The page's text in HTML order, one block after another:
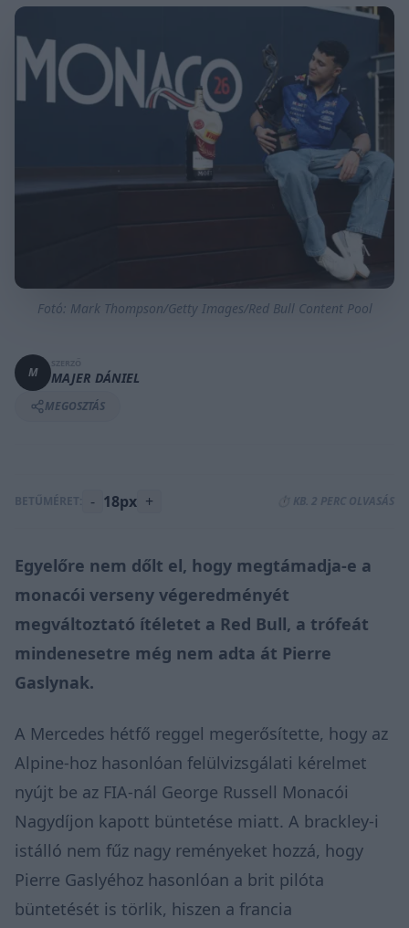
Fotó: Mark Thompson/Getty Images/Red Bull Content Pool
M MAJER DÁNIEL
MEGOSZTÁS
BETŰMÉRET: - 18px + ⏱️ KB. 2 PERC OLVASÁS
Egyelőre nem dőlt el, hogy megtámadja-e a
monacói verseny végeredményét
megváltoztató ítéletet a Red Bull, a trófeát
mindenesetre még nem adta át Pierre
Gaslynak.
A Mercedes hétfő reggel megerősítette, hogy az
Alpine-hoz hasonlóan felülvizsgálati kérelmet
nyújt be az FIA-nál George Russell Monacói
Nagydíjon kapott büntetése miatt. A brackley-i
istálló nem fűz nagy reményeket hozzá, hogy
Pierre Gaslyéhoz hasonlóan a brit pilóta
büntetését is törlik, hiszen a francia